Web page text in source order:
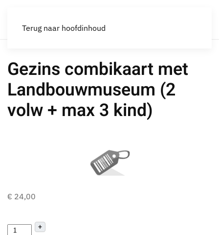
Terug naar hoofdinhoud
Gezins combikaart met
Landbouwmuseum (2
volw + max 3 kind)
€ 24,00
+